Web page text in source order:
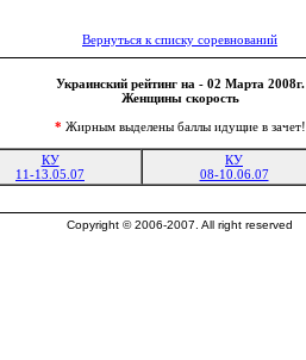
Вернуться к списку соревнований
Украинский рейтинг на - 02 Марта 2008г.
Женщины скорость
* Жирным выделены баллы идущие в зачет!
КУ
11-13.05.07
КУ
08-10.06.07
Copyright © 2006-2007. All right reserved